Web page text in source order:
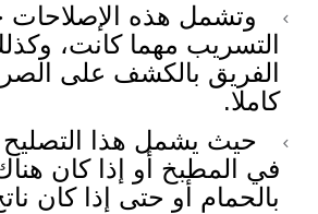
وتشمل هذه الإصلاحات
التسريب مهما كانت،
الفريق بالكشف على
كاملا.
حيث يشمل هذا التصليح
في المطبخ أو إذا كان
بالحمام أو حتى إذا كان